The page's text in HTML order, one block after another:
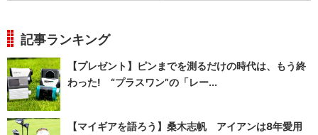
記事ランキング
【プレゼント】ピンまでを測るだけの時代は、もう終
わった! “プラスワン”の「レー...
【マイギアを語ろう】桑木志帆 アイアンは8年愛用